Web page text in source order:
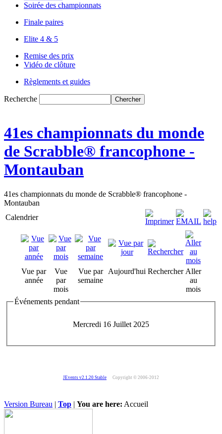
Soirée des championnats
Finale paires
Elite 4 & 5
Remise des prix
Vidéo de clôture
Règlements et guides
Recherche
41es championnats du monde
de Scrabble® francophone -
Montauban
41es championnats du monde de Scrabble® francophone -
Montauban
Calendrier
Vue par
année
Vue
par
mois
Vue par
semaine
Aujourd'hui Rechercher Aller
au
mois
Événements pendant
Mercredi 16 Juillet 2025
JEvents v2.1.20 Stable Copyright © 2006-2012
Version Bureau | Top | You are here: Accueil